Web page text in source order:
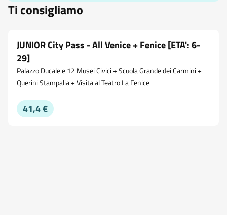
Ti consigliamo
JUNIOR City Pass - All Venice + Fenice [ETA': 6-
29]
Palazzo Ducale e 12 Musei Civici + Scuola Grande dei Carmini +
Querini Stampalia + Visita al Teatro La Fenice
41,4 €